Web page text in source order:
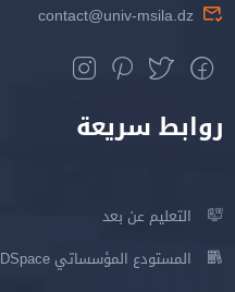
contact@univ-msila.dz
روابط سريعة
التعليم عن بعد
المستودع المؤسساتي DSpace